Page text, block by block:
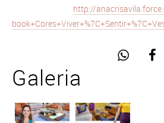
http://
Galeria